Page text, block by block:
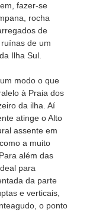
fazer-se
rocha
de
de um
Ilha Sul.
modo o que
à Praia dos
da ilha. Aí
atinge o Alto
assente em
a muito
além das
para
da parte
e verticais,
o ponto